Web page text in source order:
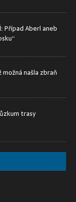
Případ Aberl aneb
možná našla zbraň
trasy